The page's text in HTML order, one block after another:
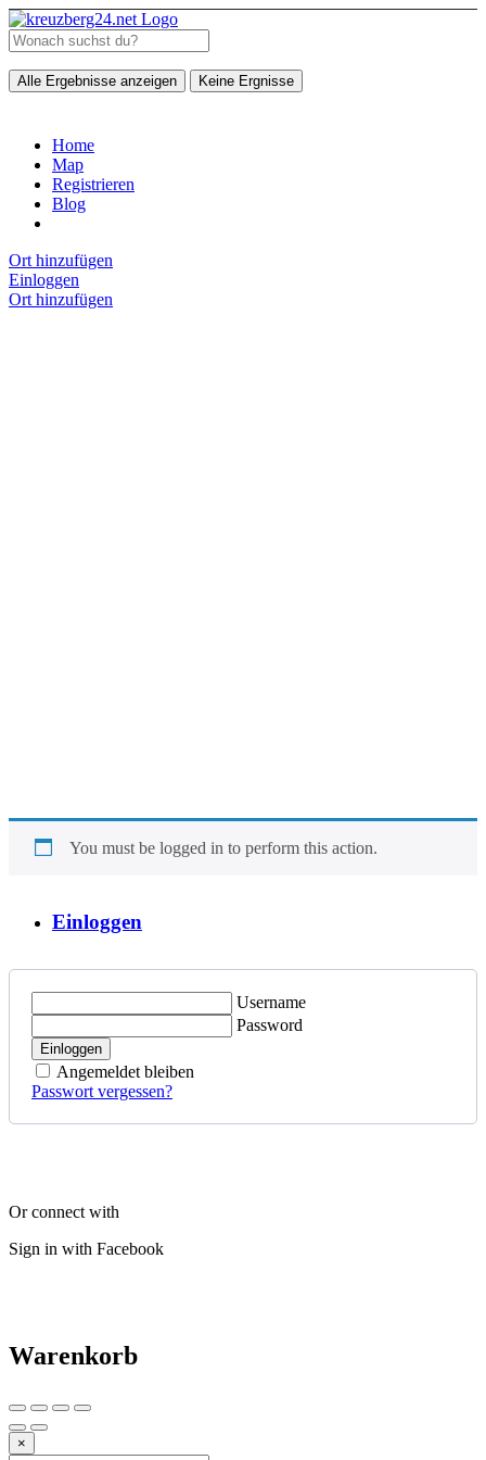
Alle Ergebnisse anzeigen Keine Ergnisse
Home
Map
Registrieren
Blog
Ort hinzufügen
Einloggen
Ort hinzufügen
You must be logged in to perform this action.
Einloggen
Username
Password
Einloggen
Angemeldet bleiben
Passwort vergessen?
Or connect with
Sign in with Facebook
Warenkorb
×